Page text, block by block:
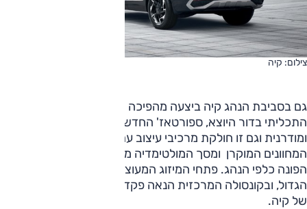
צילום: קיה
גם בסביבת הנהג קיה ביצעה מהפיכה של ממש. במקום המופע
התכליתי בדור היוצא, ספורטאז' החדש מציג סביבת נהג עדכנית
המחוונים המוקרן ומסך המולטימדיה מעוצבים כיחידה אחת
הפונה כלפי הנהג. פתחי המיזוג המעוצבים מוכרים לנו מסורנטו
הגדול, ובקונסולה המרכזית הנאה פקד ההילוכים העגול החדש
של קיה.